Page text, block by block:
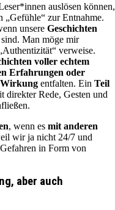
auslösen können,
„Gefühle“ zur Entnahme.
unsereGeschichten
sind. Man möge mir
verweise.
voller echtem
Erfahrungen oder
entfalten. EinTeil
direkter Rede, Gesten und
, wenn esmit anderen
wir ja nicht 24/7 und
in Form von
aber auch